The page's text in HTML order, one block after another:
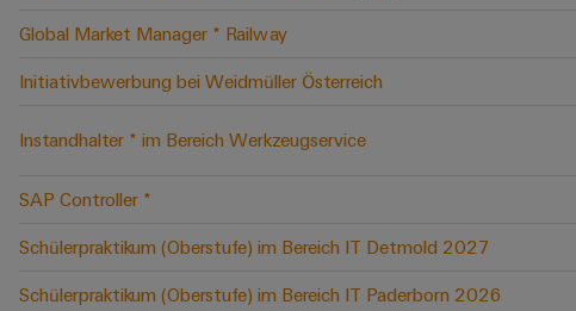
Global Market Manager * Railway
Initiativbewerbung bei Weidmüller Österreich
Instandhalter * im Bereich Werkzeugservice
SAP Controller *
Schülerpraktikum (Oberstufe) im Bereich IT Detmold 2027
Schülerpraktikum (Oberstufe) im Bereich IT Paderborn 2026